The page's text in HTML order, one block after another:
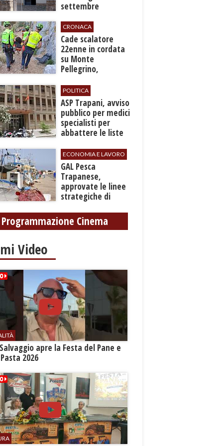
settembre
CRONACA
​Cade scalatore
22enne in cordata
su Monte
Pellegrino,
grave ferita a una
gamba
POLITICA
ASP Trapani, avviso
pubblico per medici
specialisti per
abbattere le liste
ECONOMIA E LAVORO
GAL Pesca
Trapanese,
approvate le linee
strategiche di
Generali il 24
settembre
Programmazione Cinema
Video
apre la Festa del Pane e
2026